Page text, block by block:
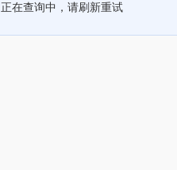
正在查询中，请刷新重试